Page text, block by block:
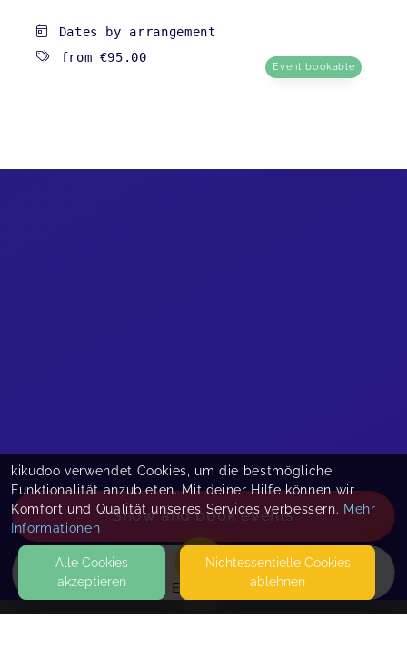
EVENTS
Show and book events
Dates by arrangement
from €95.00
Event bookable
kikudoo verwendet Cookies, um die bestmögliche
Funktionalität anzubieten. Mit deiner Hilfe können wir
Komfort und Qualität unseres Services verbessern. Mehr
Informationen
Alle Cookies
akzeptieren
Nicht­essentielle Cookies
ablehnen